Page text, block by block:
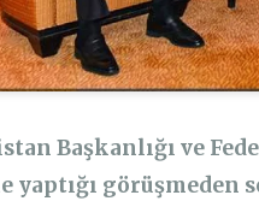
Başkanlığı ve
görüşmeden